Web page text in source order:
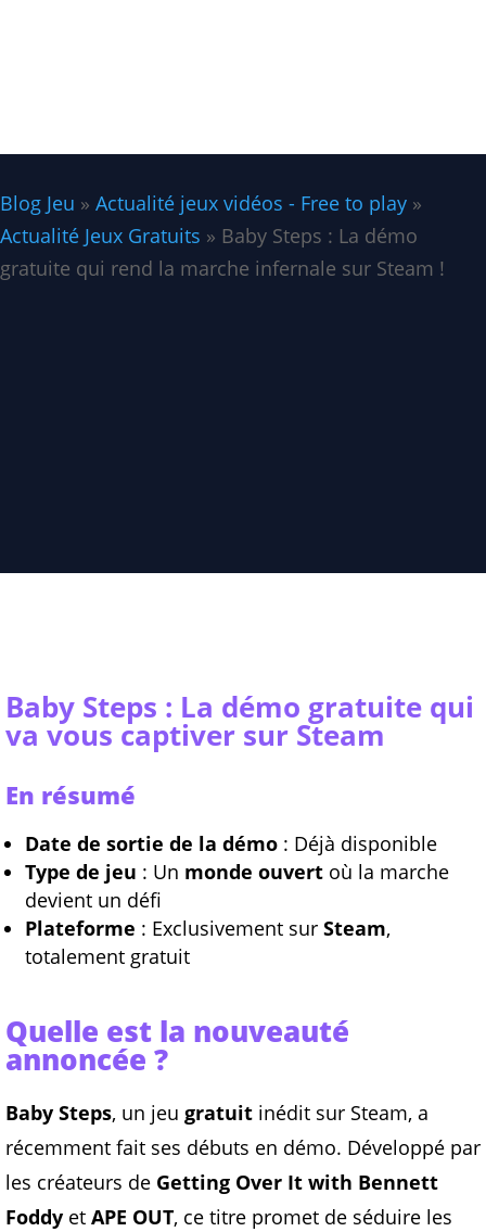
Blog Jeu » Actualité jeux vidéos - Free to play »
Actualité Jeux Gratuits » Baby Steps : La démo
gratuite qui rend la marche infernale sur Steam !
Baby Steps : La démo gratuite qui
va vous captiver sur Steam
En résumé
Date de sortie de la démo : Déjà disponible
Type de jeu : Un monde ouvert où la marche
devient un défi
Plateforme : Exclusivement sur Steam,
totalement gratuit
Quelle est la nouveauté
annoncée ?
Baby Steps, un jeu gratuit inédit sur Steam, a
récemment fait ses débuts en démo. Développé par
les créateurs de Getting Over It with Bennett
Foddy et APE OUT, ce titre promet de séduire les